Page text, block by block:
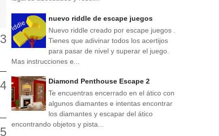
nuevo riddle de escape juegos
Nuevo riddle creado por escape juegos .
Tienes que adivinar todos los acertijos
para pasar de nivel y superar el juego.
Mas instrucciones e...
Diamond Penthouse Escape 2
Te encuentras encerrado en el ático con
algunos diamantes e intentas encontrar
los diamantes y escapar del ático
encontrando objetos y pista...